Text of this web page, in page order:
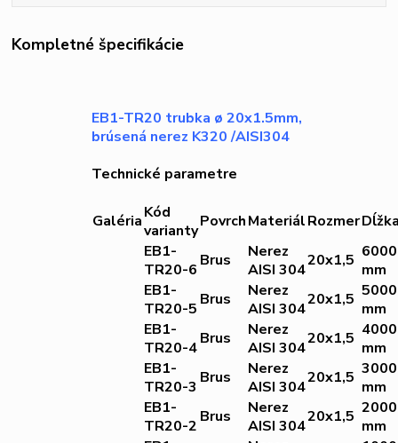
Kompletné špecifikácie
EB1-TR20 trubka ø 20x1.5mm,
brúsená nerez K320 /AISI304
Technické parametre
GalériaKód
variantyPovrchMateriálRozmer
EB1-
TR20-6 Brus
Nerez
AISI 30420x1,5 6000
mm
EB1-
TR20-5 Brus
Nerez
AISI 30420x1,5 5000
mm
EB1-
TR20-4Brus
Nerez
AISI 30420x1,5 4000
mm
EB1-
TR20-3 Brus
Nerez
AISI 30420x1,5 3000
mm
EB1-
TR20-2 Brus
Nerez
AISI 30420x1,5 2000
mm